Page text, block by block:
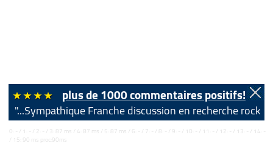
0: - / 1: - / 2: - / 3: 87 ms / 4: 87 ms / 5: 87 ms / 6: - / 7: - / 8: - / 9: - / 10: - / 11: - / 12: - / 13: - / 14: -
/ 15: 90 ms proc:90ms
plus de 1000 commentaires positifs!
"...Sympathique Franche discussion en recherche rock..."